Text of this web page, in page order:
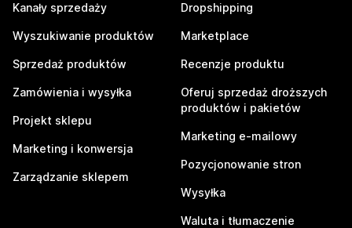
Kanały sprzedaży
Wyszukiwanie produktów
Sprzedaż produktów
Zamówienia i wysyłka
Projekt sklepu
Marketing i konwersja
Zarządzanie sklepem
Dropshipping
Marketplace
Recenzje produktu
Oferuj sprzedaż droższych
produktów i pakietów
Marketing e-mailowy
Pozycjonowanie stron
Wysyłka
Waluta i tłumaczenie